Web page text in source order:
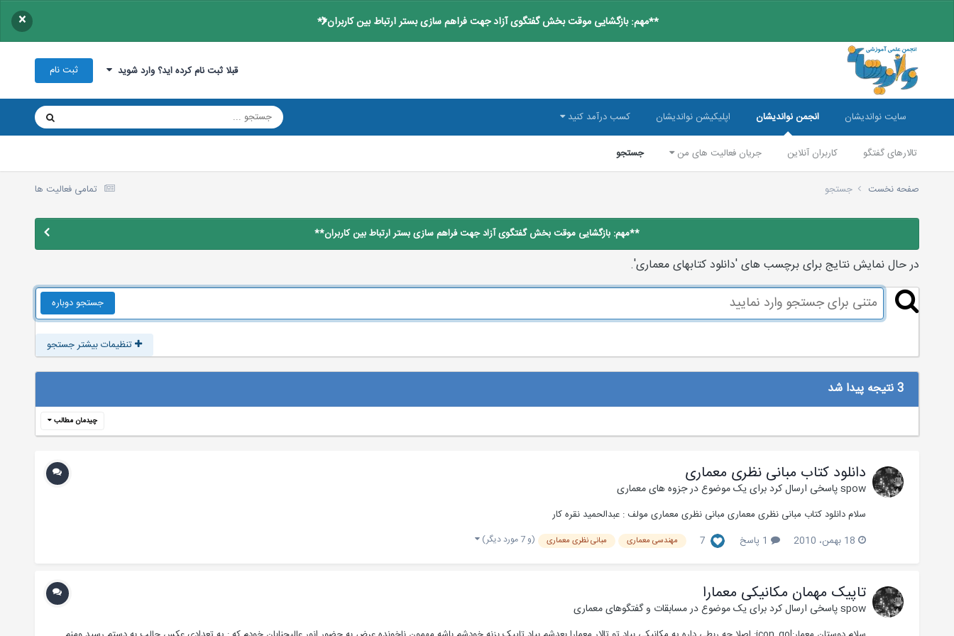
**مهم: بازگشایی موقت بخش گفتگوی آزاد جهت فراهم سازی بستر ارتباط بین کاربران** ×
قبلا ثبت نام کرده اید؟ وارد شوید ثبت نام
سایت نواندیشان انجمن نواندیشان
تالارهای گفتگو کاربران آنلاین جریان فعالیت های من جستجو
اپلیکیشن نواندیشان کسب درآمد کنید
تمامی فعالیت ها صفحه نخست جستجو
**مهم: بازگشایی موقت بخش گفتگوی آزاد جهت فراهم سازی بستر ارتباط بین کاربران**
در حال نمایش نتایج برای برچسب های 'دانلود کتابهای معماری'.
جستجو دوباره
تنظیمات بیشتر جستجو
3 نتیجه پیدا شد
چیدمان مطالب
دانلود کتاب مبانی نظری معماری
spowپاسخی ارسال کرد برای یک موضوع درجزوه های معماری
سلام دانلود کتاب مبانی نظری معماری مبانی نظری معماری مولف : عبدالحمید نقره کار
18 بهمن، 2010
1 پاسخ 7 مهندسی معماری مبانی نظری معماری (و 7 مورد دیگر)
تاپیک مهمان مکانیکی معمارا
spowپاسخی ارسال کرد برای یک موضوع درمسابقات و گفتگوهای معماری